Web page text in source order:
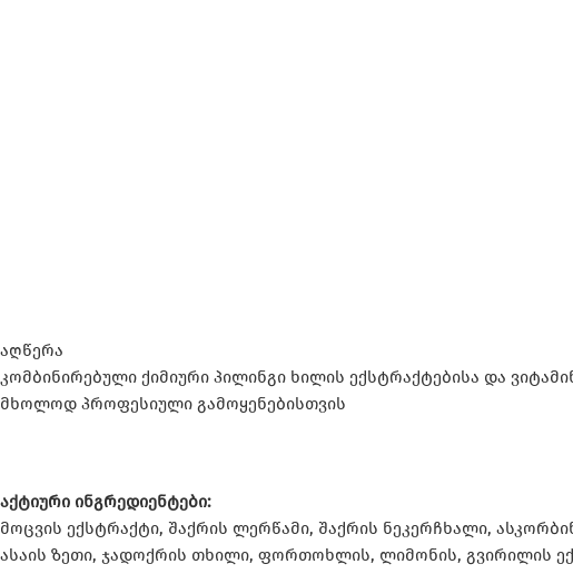
აღწერა
კომბინირებული ქიმიური პილინგი ხილის ექსტრაქტებისა და
მხოლოდ პროფესიული გამოყენებისთვის
აქტიური ინგრედიენტები:
მოცვის ექსტრაქტი, შაქრის ლერწამი, შაქრის ნეკერჩხალი,
ასაის ზეთი, ჯადოქრის თხილი, ფორთოხლის, ლიმონის, გვირილის